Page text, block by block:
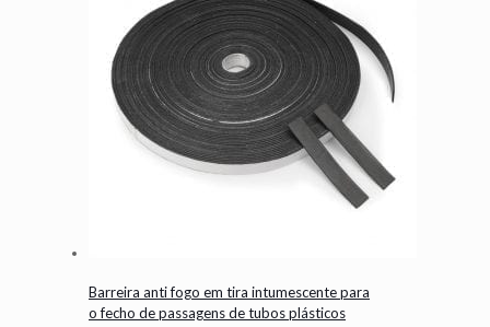
Barreira anti fogo em tira intumescente para
o fecho de passagens de tubos plásticos